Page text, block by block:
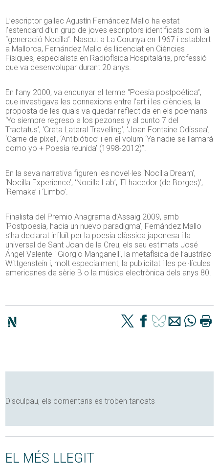
L’escriptor gallec Agustín Fernández Mallo ha estat
l’estendard d’un grup de joves escriptors identificats com la
“generació Nocilla”. Nascut a La Corunya en 1967 i establert
a Mallorca, Fernández Mallo és llicenciat en Ciències
Físiques, especialista en Radiofísica Hospitalària, professió
que va desenvolupar durant 20 anys.
En l’any 2000, va encunyar el terme “Poesia postpoética”,
que investigava les connexions entre l’art i les ciències, la
proposta de les quals va quedar reflectida en els poemaris
‘Yo siempre regreso a los pezones y al punto 7 del
Tractatus’, ‘Creta Lateral Travelling’, ‘Joan Fontaine Odissea’,
‘Carne de píxel’, ‘Antibiótico’ i en el volum ‘Ya nadie se llamará
como yo + Poesía reunida’ (1998-2012)”.
En la seva narrativa figuren les novel·les ‘Nocilla Dream’,
‘Nocilla Experience’, ‘Nocilla Lab’, ‘El hacedor (de Borges)’,
‘Remake’ i ‘Limbo’.
Finalista del Premio Anagrama d’Assaig 2009, amb
‘Postpoesía, hacia un nuevo paradigma’, Fernández Mallo
s’ha declarat influït per la poesia clàssica japonesa i la
universal de Sant Joan de la Creu, els seu estimats José
Ángel Valente i Giorgio Manganelli, la metafísica de l’austríac
Wittgenstein i, molt especialment, la publicitat i les pel·lícules
americanes de sèrie B o la música electrònica dels anys 80.
Disculpau, els comentaris es troben tancats
EL MÉS LLEGIT